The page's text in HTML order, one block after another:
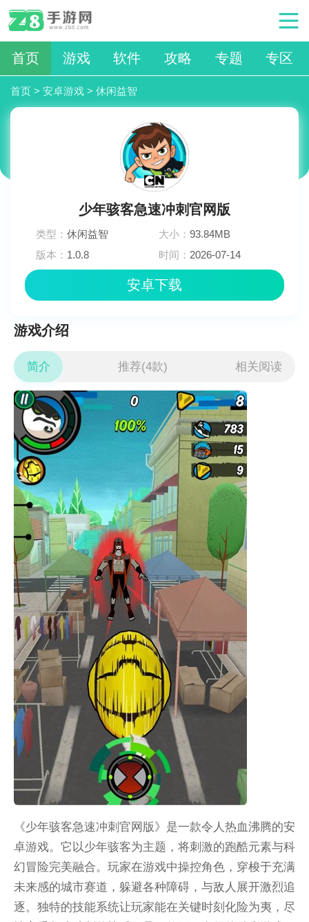
首页 游戏 软件 攻略 专题 专区
首页 > 安卓游戏 > 休闲益智
少年骇客急速冲刺官网版
类型：休闲益智 大小：93.84MB
版本： 1.0.8 时间： 2026-07-14
安卓下载
游戏介绍
简介 推荐(4款) 相关阅读
《少年骇客急速冲刺官网版》是一款令人热血沸腾的安
卓游戏。它以少年骇客为主题，将刺激的跑酷元素与科
幻冒险完美融合。玩家在游戏中操控角色，穿梭于充满
未来感的城市赛道，躲避各种障碍，与敌人展开激烈追
逐。独特的技能系统让玩家能在关键时刻化险为夷，尽